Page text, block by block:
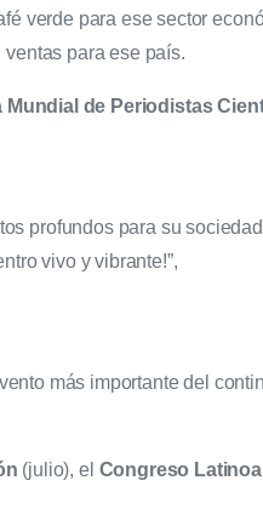
verde para ese sector
para ese país.
Mundial de Periodistas
profundos para su
vivo y vibrante!”,
más importante del
(julio), el Congreso